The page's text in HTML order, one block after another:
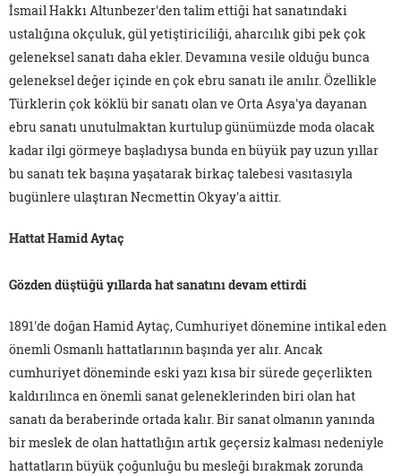
İsmail Hakkı Altunbezer'den talim ettiği hat sanatındaki
ustalığına okçuluk, gül yetiştiriciliği, aharcılık gibi pek çok
geleneksel sanatı daha ekler. Devamına vesile olduğu bunca
geleneksel değer içinde en çok ebru sanatı ile anılır. Özellikle
Türklerin çok köklü bir sanatı olan ve Orta Asya'ya dayanan
ebru sanatı unutulmaktan kurtulup günümüzde moda olacak
kadar ilgi görmeye başladıysa bunda en büyük pay uzun yıllar
bu sanatı tek başına yaşatarak birkaç talebesi vasıtasıyla
bugünlere ulaştıran Necmettin Okyay'a aittir.
Hattat Hamid Aytaç
Gözden düştüğü yıllarda hat sanatını devam ettirdi
1891'de doğan Hamid Aytaç, Cumhuriyet dönemine intikal eden
önemli Osmanlı hattatlarının başında yer alır. Ancak
cumhuriyet döneminde eski yazı kısa bir sürede geçerlikten
kaldırılınca en önemli sanat geleneklerinden biri olan hat
sanatı da beraberinde ortada kalır. Bir sanat olmanın yanında
bir meslek de olan hattatlığın artık geçersiz kalması nedeniyle
hattatların büyük çoğunluğu bu mesleği bırakmak zorunda